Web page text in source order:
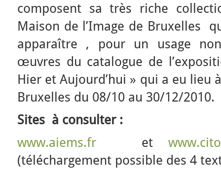
composent sa très riche
Maison de l’Image de Bruxelles
apparaître , pour un usage
œuvres du catalogue de
Hier et Aujourd’hui » qui a eu lieu
Bruxelles du 08/10 au 30/12/2010.
Sites à consulter :
www.aiems.fr et
(téléchargement possible des 4